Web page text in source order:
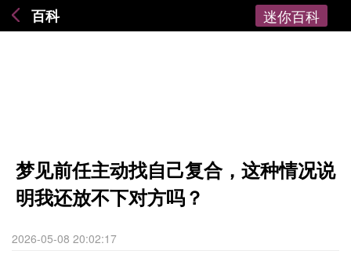
百科 迷你百科
梦见前任主动找自己复合，这种情况说
明我还放不下对方吗？
2026-05-08 20:02:17